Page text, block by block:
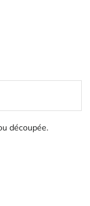
découpée.